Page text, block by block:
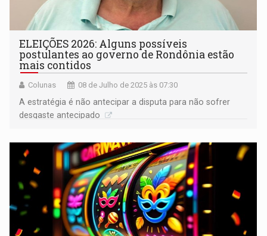
ELEIÇÕES 2026: Alguns possíveis
postulantes ao governo de Rondônia estão
mais contidos
Colunas 08 de Julho de 2025 às 07:30
A estratégia é não antecipar a disputa para não sofrer
desgaste antecipado